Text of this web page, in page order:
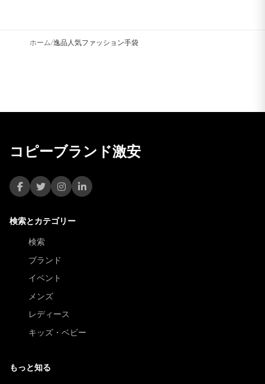
ホーム/逸品人気ファッション手袋
コピーブランド激安
検索とカテゴリー
検索
ブランド
イベント
メンズ
レディース
キッズ・ベビー
もっと知る